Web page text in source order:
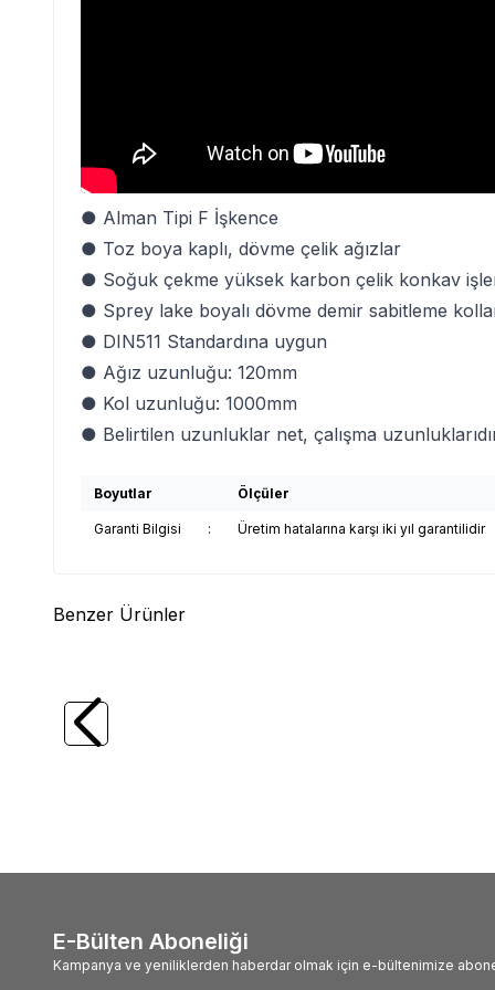
● Alman Tipi F İşkence
● Toz boya kaplı, dövme çelik ağızlar
● Soğuk çekme yüksek karbon çelik konkav
● Sprey lake boyalı dövme demir sabitleme
● DIN511 Standardına uygun
● Ağız uzunluğu: 120mm
● Kol uzunluğu: 1000mm
● Belirtilen uzunluklar net, çalışma
Boyutlar Ölçüler
Garanti Bilgisi : Üretim hatalarına karşı iki yıl garantilidir
Benzer Ürünler
TROY
(100mm)
E-Bülten Aboneliği
Kampanya ve yeniliklerden haberdar olmak için e-bültenimize